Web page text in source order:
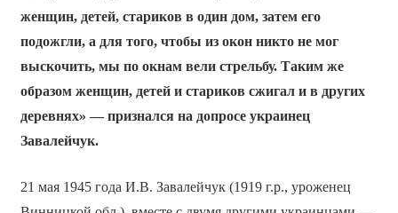
женщин, детей, стариков в один дом, затем его
подожгли, а для того, чтобы из окон никто не мог
выскочить, мы по окнам вели стрельбу. Таким же
образом женщин, детей и стариков сжигал и в других
деревнях» — признался на допросе украинец
Завалейчук.
21 мая 1945 года И.В. Завалейчук (1919 г.р., уроженец